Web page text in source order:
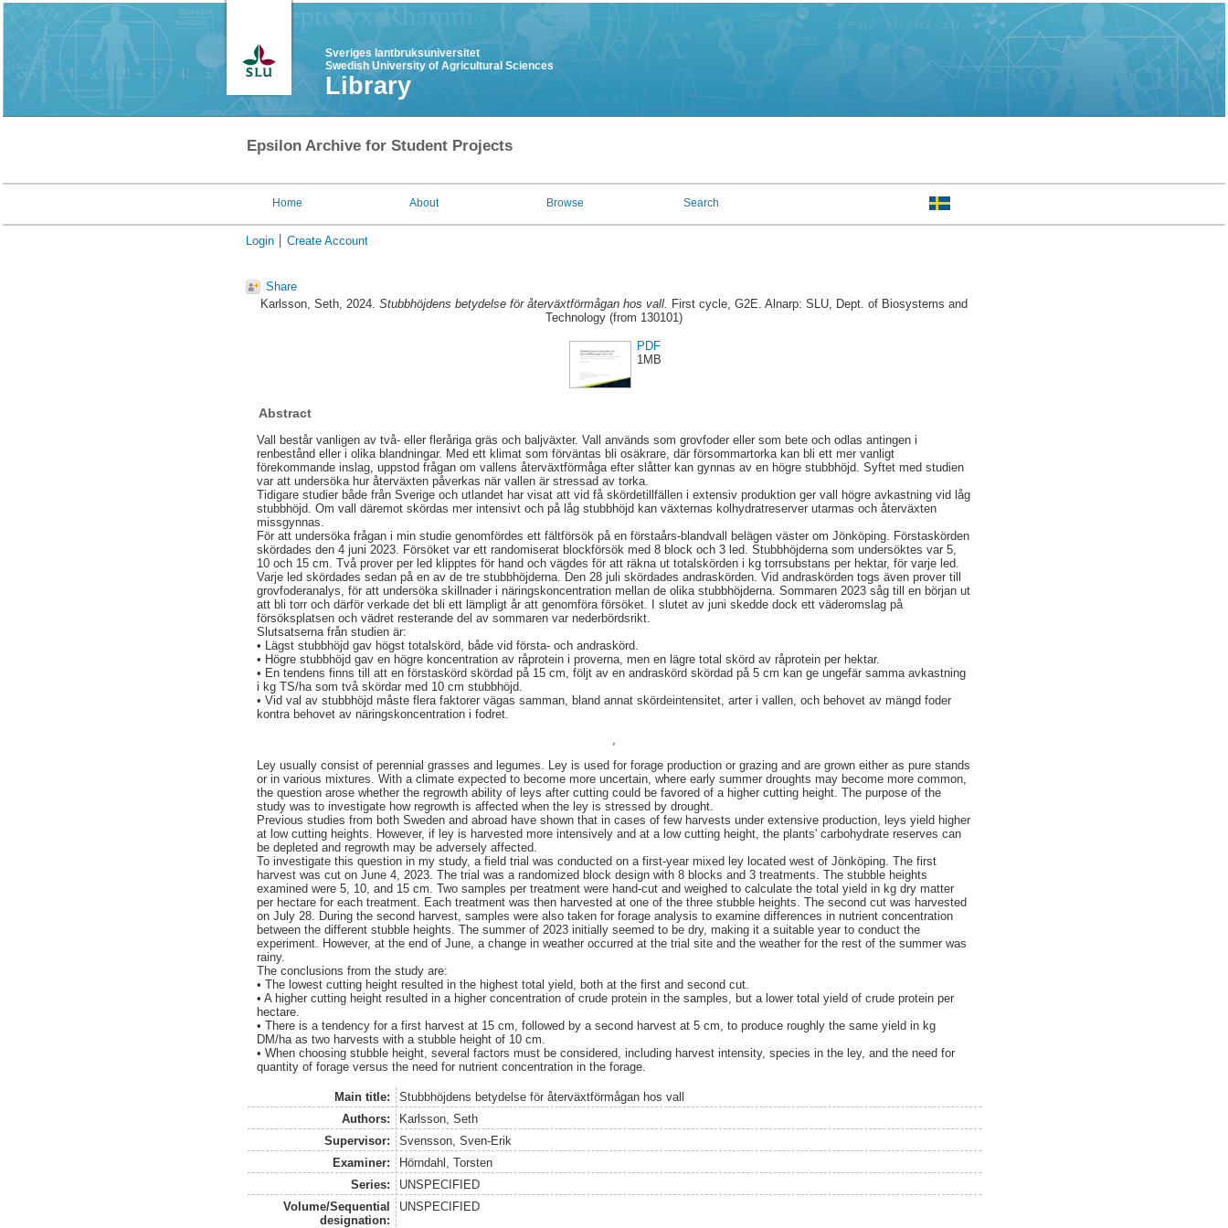
Sveriges lantbruksuniversitet
Swedish University of Agricultural Sciences
Library
Epsilon Archive for Student Projects
Home About Browse Search
Login Create Account
Share
Karlsson, Seth, 2024. Stubbhöjdens betydelse för återväxtförmågan hos vall. First cycle, G2E. Alnarp: SLU, Dept. of Biosystems and
Technology (from 130101)
PDF
1MB
Abstract
Vall består vanligen av två- eller fleråriga gräs och baljväxter. Vall används som grovfoder eller som bete och odlas antingen i
renbestånd eller i olika blandningar. Med ett klimat som förväntas bli osäkrare, där försommartorka kan bli ett mer vanligt
förekommande inslag, uppstod frågan om vallens återväxtförmåga efter slåtter kan gynnas av en högre stubbhöjd. Syftet med studien
var att undersöka hur återväxten påverkas när vallen är stressad av torka.
Tidigare studier både från Sverige och utlandet har visat att vid få skördetillfällen i extensiv produktion ger vall högre avkastning vid låg
stubbhöjd. Om vall däremot skördas mer intensivt och på låg stubbhöjd kan växternas kolhydratreserver utarmas och återväxten
missgynnas.
För att undersöka frågan i min studie genomfördes ett fältförsök på en förstaårs-blandvall belägen väster om Jönköping. Förstaskörden
skördades den 4 juni 2023. Försöket var ett randomiserat blockförsök med 8 block och 3 led. Stubbhöjderna som undersöktes var 5,
10 och 15 cm. Två prover per led klipptes för hand och vägdes för att räkna ut totalskörden i kg torrsubstans per hektar, för varje led.
Varje led skördades sedan på en av de tre stubbhöjderna. Den 28 juli skördades andraskörden. Vid andraskörden togs även prover till
grovfoderanalys, för att undersöka skillnader i näringskoncentration mellan de olika stubbhöjderna. Sommaren 2023 såg till en början ut
att bli torr och därför verkade det bli ett lämpligt år att genomföra försöket. I slutet av juni skedde dock ett väderomslag på
försöksplatsen och vädret resterande del av sommaren var nederbördsrikt.
Slutsatserna från studien är:
• Lägst stubbhöjd gav högst totalskörd, både vid första- och andraskörd.
• Högre stubbhöjd gav en högre koncentration av råprotein i proverna, men en lägre total skörd av råprotein per hektar.
• En tendens finns till att en förstaskörd skördad på 15 cm, följt av en andraskörd skördad på 5 cm kan ge ungefär samma avkastning
i kg TS/ha som två skördar med 10 cm stubbhöjd.
• Vid val av stubbhöjd måste flera faktorer vägas samman, bland annat skördeintensitet, arter i vallen, och behovet av mängd foder
kontra behovet av näringskoncentration i fodret.
Ley usually consist of perennial grasses and legumes. Ley is used for forage production or grazing and are grown either as pure stands
or in various mixtures. With a climate expected to become more uncertain, where early summer droughts may become more common,
the question arose whether the regrowth ability of leys after cutting could be favored of a higher cutting height. The purpose of the
study was to investigate how regrowth is affected when the ley is stressed by drought.
Previous studies from both Sweden and abroad have shown that in cases of few harvests under extensive production, leys yield higher
at low cutting heights. However, if ley is harvested more intensively and at a low cutting height, the plants' carbohydrate reserves can
be depleted and regrowth may be adversely affected.
To investigate this question in my study, a field trial was conducted on a first-year mixed ley located west of Jönköping. The first
harvest was cut on June 4, 2023. The trial was a randomized block design with 8 blocks and 3 treatments. The stubble heights
examined were 5, 10, and 15 cm. Two samples per treatment were hand-cut and weighed to calculate the total yield in kg dry matter
per hectare for each treatment. Each treatment was then harvested at one of the three stubble heights. The second cut was harvested
on July 28. During the second harvest, samples were also taken for forage analysis to examine differences in nutrient concentration
between the different stubble heights. The summer of 2023 initially seemed to be dry, making it a suitable year to conduct the
experiment. However, at the end of June, a change in weather occurred at the trial site and the weather for the rest of the summer was
rainy.
The conclusions from the study are:
• The lowest cutting height resulted in the highest total yield, both at the first and second cut.
• A higher cutting height resulted in a higher concentration of crude protein in the samples, but a lower total yield of crude protein per
hectare.
• There is a tendency for a first harvest at 15 cm, followed by a second harvest at 5 cm, to produce roughly the same yield in kg
DM/ha as two harvests with a stubble height of 10 cm.
• When choosing stubble height, several factors must be considered, including harvest intensity, species in the ley, and the need for
quantity of forage versus the need for nutrient concentration in the forage.
Main title:
Stubbhöjdens betydelse för återväxtförmågan hos vall
Authors:
Karlsson, Seth
Supervisor:
Svensson, Sven-Erik
Examiner:
Hörndahl, Torsten
Series:
UNSPECIFIED
Volume/Sequential
designation:
UNSPECIFIED